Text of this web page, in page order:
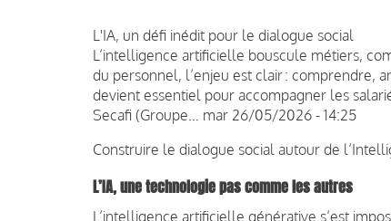
L'IA, un défi inédit pour le dialogue social
L’intelligence artificielle bouscule métiers,
du personnel, l’enjeu est clair : comprendre,
devient essentiel pour accompagner les
Secafi (Groupe… mar 26/05/2026 - 14:25
Construire le dialogue social autour de
L’IA, une technologie pas comme les autres
L’intelligence artificielle générative s’est